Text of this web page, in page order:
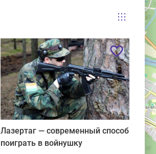
Лазертаг — современный способ
поиграть в войнушку